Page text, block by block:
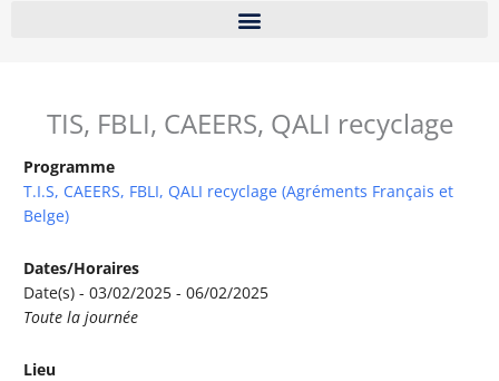
TIS, FBLI, CAEERS, QALI recyclage
Programme
T.I.S, CAEERS, FBLI, QALI recyclage (Agréments Français et
Belge)
Dates/Horaires
Date(s) - 03/02/2025 - 06/02/2025
Toute la journée
Lieu